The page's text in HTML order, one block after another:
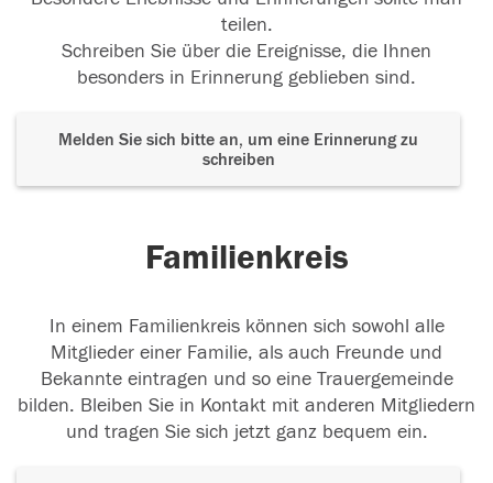
teilen.
Schreiben Sie über die Ereignisse, die Ihnen
besonders in Erinnerung geblieben sind.
Melden Sie sich bitte an, um eine Erinnerung zu
schreiben
Familienkreis
In einem Familienkreis können sich sowohl alle
Mitglieder einer Familie, als auch Freunde und
Bekannte eintragen und so eine Trauergemeinde
bilden. Bleiben Sie in Kontakt mit anderen Mitgliedern
und tragen Sie sich jetzt ganz bequem ein.